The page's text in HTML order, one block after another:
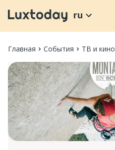
ru
Главная События ТВ и кино